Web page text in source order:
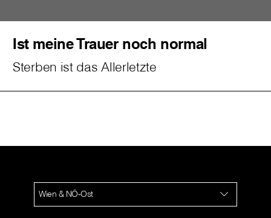
Ist meine Trauer noch normal
Sterben ist das Allerletzte
Wien & NÖ-Ost